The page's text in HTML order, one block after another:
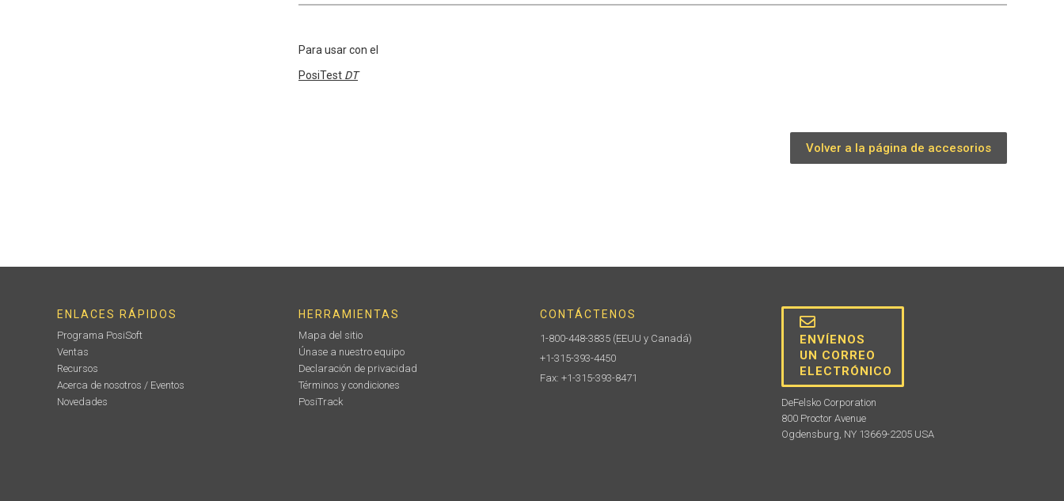
Para usar con el
PosiTest DT
Volver a la página de accesorios
ENLACES RÁPIDOS
Programa PosiSoft
Ventas
Recursos
Acerca de nosotros / Eventos
Novedades
HERRAMIENTAS
Mapa del sitio
Únase a nuestro equipo
Declaración de privacidad
Términos y condiciones
PosiTrack
CONTÁCTENOS
1-800-448-3835 (EEUU y Canadá)
+1-315-393-4450
Fax: +1-315-393-8471
ENVÍENOS
UN CORREO
ELECTRÓNICO
DeFelsko Corporation
800 Proctor Avenue
Ogdensburg, NY 13669-2205 USA